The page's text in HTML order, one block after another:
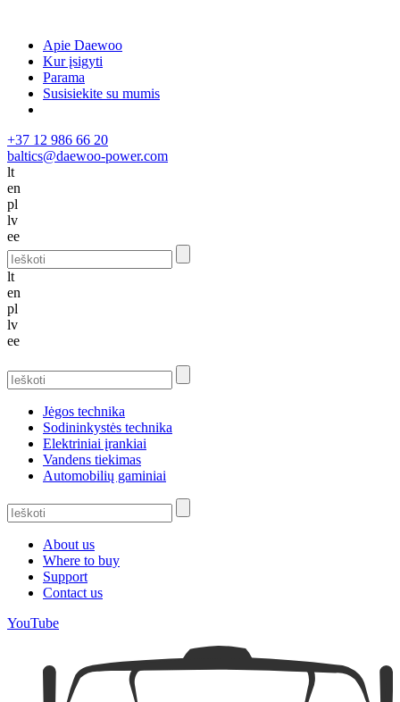
Apie Daewoo
Kur įsigyti
Parama
Susisiekite su mumis
+37 12 986 66 20
baltics@daewoo-power.com
lt
en
pl
lv
ee
lt
en
pl
lv
ee
Jėgos technika
Sodininkystės technika
Elektriniai įrankiai
Vandens tiekimas
Automobilių gaminiai
About us
Where to buy
Support
Contact us
YouTube